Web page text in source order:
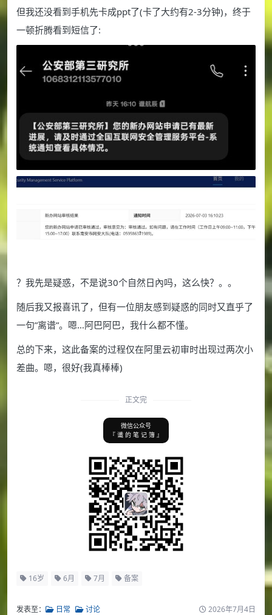
但我还没看到手机先卡成ppt了(卡了大约有2-3分钟)，终于
一顿折腾看到短信了:
？我先是疑惑，不是说30个自然日內吗，这么快？。。
随后我又报喜讯了，但有一位朋友感到疑惑的同时又直乎了
一句”离谱”。嗯…阿巴阿巴，我什么都不懂。
总的下来，这此备案的过程仅在阿里云初审时出现过两次小
差曲。嗯，很好(我真棒棒)
正文完
微信公众号
『 谶 的 笔 记 簿 』
16岁 6月 7月 备案
发表至： 日常 讨论 2026年7月4日